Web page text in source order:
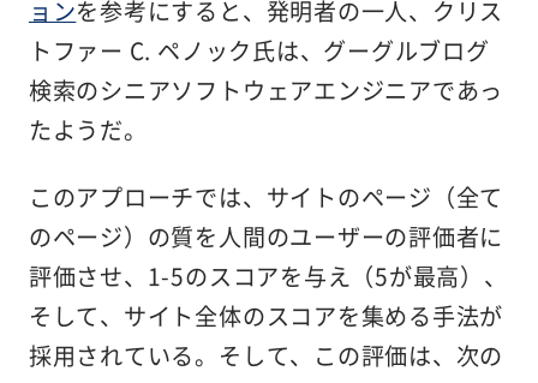
ョンを参考にすると、発明者の一人、クリス
トファー C. ペノック氏は、グーグルブログ
検索のシニアソフトウェアエンジニアであっ
たようだ。
このアプローチでは、サイトのページ（全て
のページ）の質を人間のユーザーの評価者に
評価させ、1-5のスコアを与え（5が最高）、
そして、サイト全体のスコアを集める手法が
採用されている。そして、この評価は、次の